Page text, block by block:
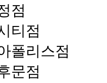
점
티점
폴리스점
문점